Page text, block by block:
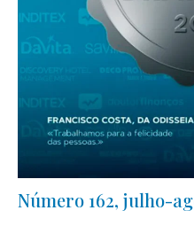
Número 162, julho-